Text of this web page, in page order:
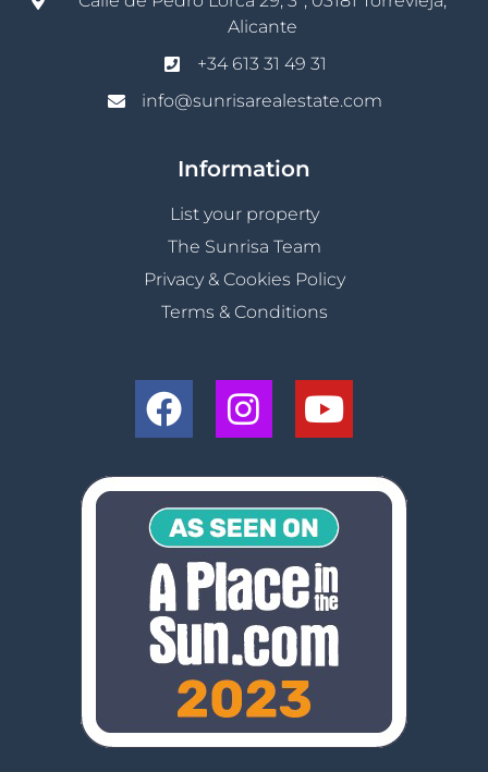
Alicante
+34 613 31 49 31
info@sunrisarealestate.com
Information
List your property
The Sunrisa Team
Privacy & Cookies Policy
Terms & Conditions